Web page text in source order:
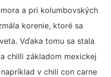
a pri kolumbovských
korenie, ktoré sa
Vďaka tomu sa stala
chilli základom mexickej
v chili con carne